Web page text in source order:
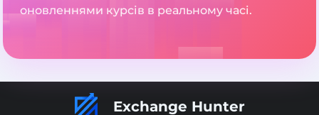
оновленнями курсів в реальному часі.
Exchange Hunter